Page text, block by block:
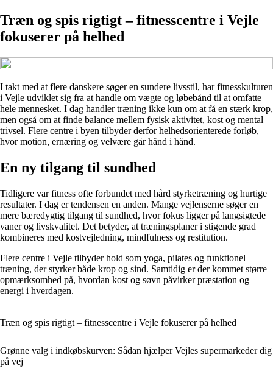
Træn og spis rigtigt – fitnesscentre i Vejle
fokuserer på helhed
I takt med at flere danskere søger en sundere livsstil, har fitnesskulturen
i Vejle udviklet sig fra at handle om vægte og løbebånd til at omfatte
hele mennesket. I dag handler træning ikke kun om at få en stærk krop,
men også om at finde balance mellem fysisk aktivitet, kost og mental
trivsel. Flere centre i byen tilbyder derfor helhedsorienterede forløb,
hvor motion, ernæring og velvære går hånd i hånd.
En ny tilgang til sundhed
Tidligere var fitness ofte forbundet med hård styrketræning og hurtige
resultater. I dag er tendensen en anden. Mange vejlenserne søger en
mere bæredygtig tilgang til sundhed, hvor fokus ligger på langsigtede
vaner og livskvalitet. Det betyder, at træningsplaner i stigende grad
kombineres med kostvejledning, mindfulness og restitution.
Flere centre i Vejle tilbyder hold som yoga, pilates og funktionel
træning, der styrker både krop og sind. Samtidig er der kommet større
opmærksomhed på, hvordan kost og søvn påvirker præstation og
energi i hverdagen.
Træn og spis rigtigt – fitnesscentre i Vejle fokuserer på helhed
Grønne valg i indkøbskurven: Sådan hjælper Vejles supermarkeder dig
på vej